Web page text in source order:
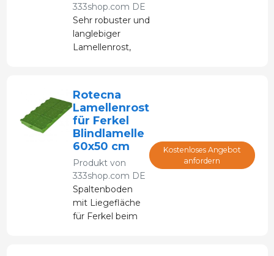
333shop.com DE
Sehr robuster und
langlebiger
Lamellenrost,
geringerem
Wärmeverlust der
Tiere durch
Kontakt
Rotecna
Lamellenrost
für Ferkel
Blindlamelle
60x50 cm
Produkt von
333shop.com DE
Spaltenboden
mit Liegefläche
für Ferkel beim
Kostenloses Angebot
anfordern